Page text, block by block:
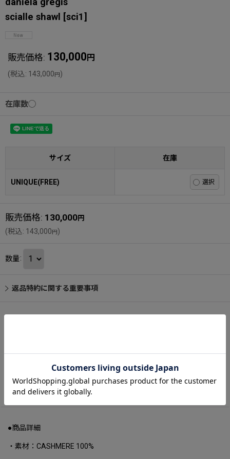
scialle shawl [sci1]
販売価格: 130,000 円
(税込: 143,000円)
在庫数◯
サイズ 在庫
UNIQUE(FREE)
販売価格: 130,000円
(税込: 143,000円)
数量:
返品特約に関する重要事項
商品詳細
●商品詳細
・素材：CASHMERE 100%